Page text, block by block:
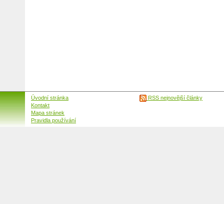
Úvodní stránka
Kontakt
Mapa stránek
Pravidla používání
RSS nejnovější články